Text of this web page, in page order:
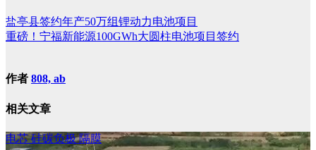
盐亭县签约年产50万组锂动力电池项目
重磅！宁福新能源100GWh大圆柱电池项目签约
作者 808, ab
相关文章
电芯硅碳负极隔膜